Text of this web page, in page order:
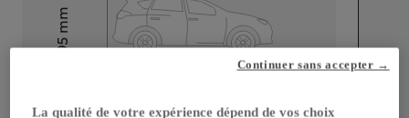
Hauteur
1 595
mm
La qualité de votre expérience dépend de vos choix
Continuer sans accepter →